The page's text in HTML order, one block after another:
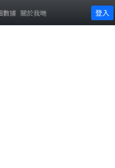
數據 關於我哋 登入